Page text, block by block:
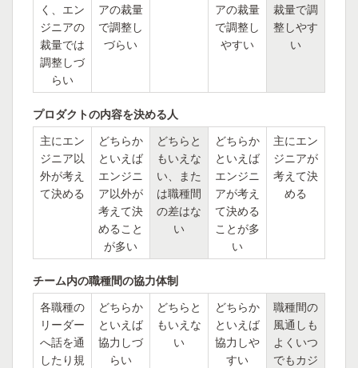
く、エン
ジニアの
裁量では
調整しづ
らい
アの裁量
で調整し
づらい
アの裁量
で調整し
やすい
裁量で調
整しやす
い
プロダクトの内容を決める人
主にエン
ジニア以
外が考え
て決める
どちらか
といえば
エンジニ
ア以外が
考えて決
めること
が多い
どちらと
もいえな
い、また
は職種間
の差はな
い
どちらか
といえば
エンジニ
アが考え
て決める
ことが多
い
主にエン
ジニアが
考えて決
める
チーム内の職種間の協力体制
各職種の
リーダー
へ話を通
したり規
どちらか
といえば
協力しづ
らい
どちらと
もいえな
い
どちらか
といえば
協力しや
すい
職種間の
風通しも
よくいつ
でもカジ